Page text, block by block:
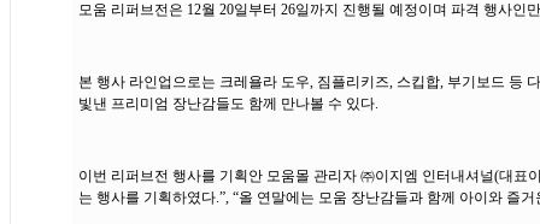
모움 리퍼브전은 12월 20일부터 26일까지 진행될 예정이며 파격 행사인
본 행사 라인업으로는 크레욜라 도우, 짐플리키즈, 스킵합, 부기보드 등
빛낸 프리미엄 장난감들도 함께 만나볼 수 있다.
이번 리퍼브전 행사를 기획안 모움몰 관리자 ㈜이지엠 인터내셔널(대
는 행사를 기획하였다.”, “올 연말에는 모움 장난감들과 함께 아이와 즐